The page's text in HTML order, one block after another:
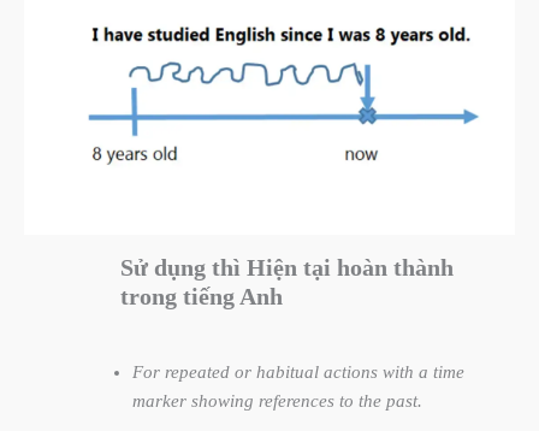
Sử dụng thì Hiện tại hoàn thành
trong tiếng Anh
For repeated or habitual actions with a time
marker showing references to the past.